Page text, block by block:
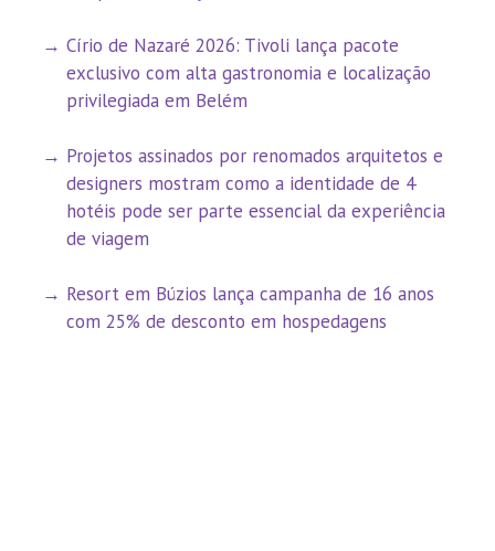
Círio de Nazaré 2026: Tivoli lança pacote
exclusivo com alta gastronomia e localização
privilegiada em Belém
Projetos assinados por renomados arquitetos e
designers mostram como a identidade de 4
hotéis pode ser parte essencial da experiência
de viagem
Resort em Búzios lança campanha de 16 anos
com 25% de desconto em hospedagens